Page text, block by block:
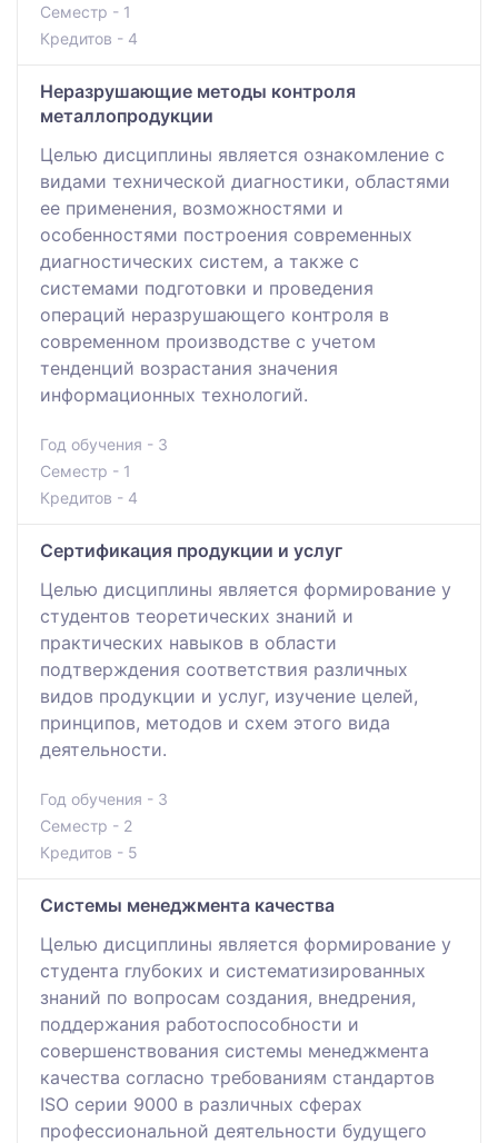
Семестр - 1
Кредитов - 4
Неразрушающие методы контроля
металлопродукции
Целью дисциплины является ознакомление с
видами технической диагностики, областями
ее применения, возможностями и
особенностями построения современных
диагностических систем, а также с
системами подготовки и проведения
операций неразрушающего контроля в
современном производстве с учетом
тенденций возрастания значения
информационных технологий.
Год обучения - 3
Семестр - 1
Кредитов - 4
Сертификация продукции и услуг
Целью дисциплины является формирование у
студентов теоретических знаний и
практических навыков в области
подтверждения соответствия различных
видов продукции и услуг, изучение целей,
принципов, методов и схем этого вида
деятельности.
Год обучения - 3
Семестр - 2
Кредитов - 5
Системы менеджмента качества
Целью дисциплины является формирование у
студента глубоких и систематизированных
знаний по вопросам создания, внедрения,
поддержания работоспособности и
совершенствования системы менеджмента
качества согласно требованиям стандартов
ISO серии 9000 в различных сферах
профессиональной деятельности будущего